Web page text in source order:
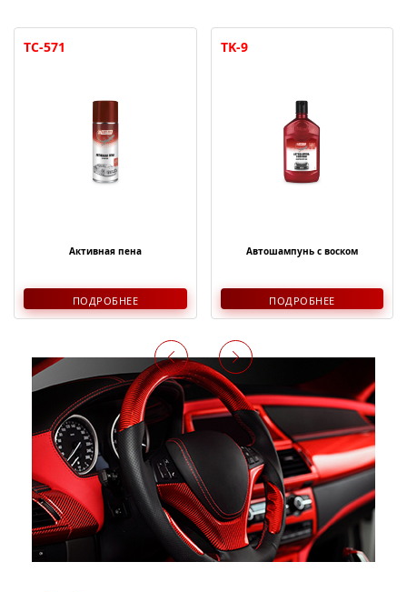
TC-571
Активная пена
ПОДРОБНЕЕ
TK-9
Автошампунь с воском
ПОДРОБНЕЕ